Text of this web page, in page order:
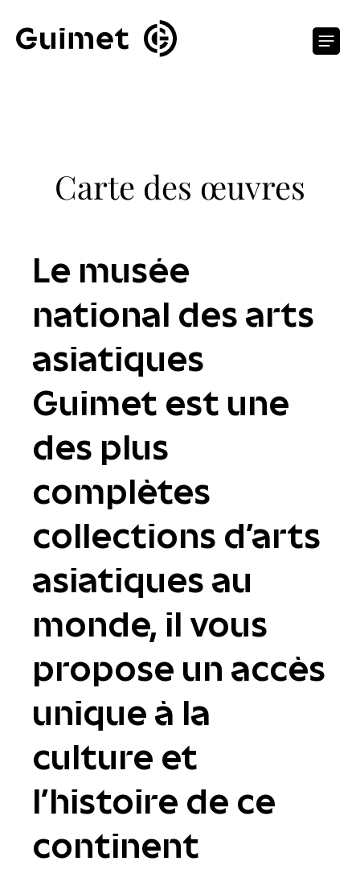
Carte des œuvres
Le musée
national des arts
asiatiques
Guimet est une
des plus
complètes
collections d'arts
asiatiques au
monde, il vous
propose un accès
unique à la
culture et
l’histoire de ce
continent